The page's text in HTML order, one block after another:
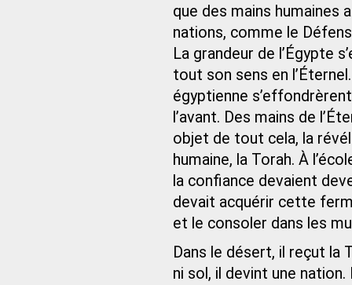
que des mains humaines
nations, comme le
La grandeur de l’Égypte
tout son sens en
égyptienne
l’avant. Des mains de
objet de tout cela, la
humaine, la Torah. À
la confiance devaient
devait acquérir cette
et le consoler dans les
Dans le désert, il reçut la
ni sol, il devint une